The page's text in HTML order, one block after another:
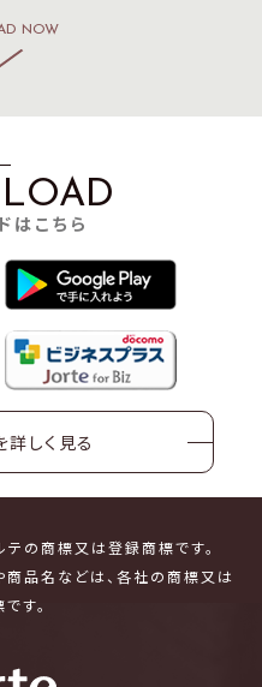
NOW
はこちら
詳しく見る
テの商標又は登録商標です。
品名などは、各社の商標又は
す。